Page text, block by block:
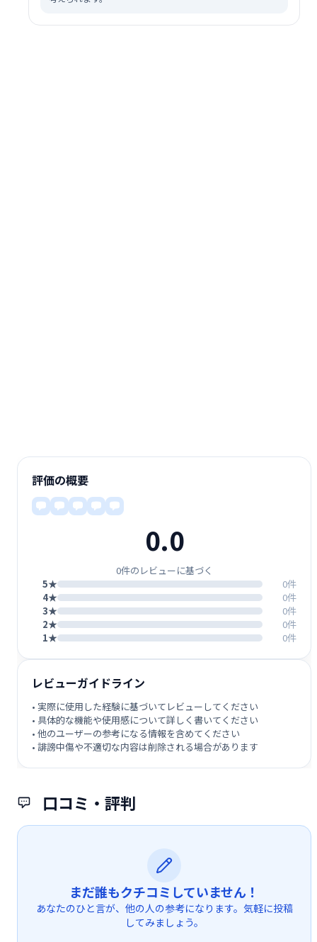
口コミ・評判
まだ誰もクチコミしていません！
あなたのひと言が、他の人の参考になります。気軽に投稿
してみましょう。
評価の概要
0.0
0件のレビューに基づく
5★
0件
4★
0件
3★
0件
2★
0件
1★
0件
レビューガイドライン
• 実際に使用した経験に基づいてレビューしてください
• 具体的な機能や使用感について詳しく書いてください
• 他のユーザーの参考になる情報を含めてください
• 誹謗中傷や不適切な内容は削除される場合があります